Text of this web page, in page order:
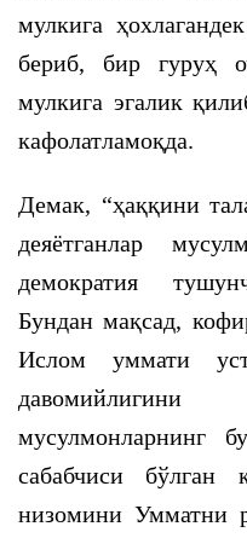
мулкига
бериб, бир гуруҳ
мулкига эгалик
кафолатламоқда.
Демак, “ҳаққини
деяётганлар
демократия
Бундан мақсад,
Ислом уммати
мусулмонларнинг
сабабчиси бўлган
низомини Умматни